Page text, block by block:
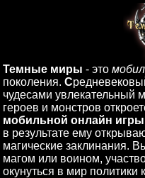
Темные миры - это
поколения. С
чудесами увлекательный
героев и монстров
мобильной онлайн игры
в результате ему
магические заклинания.
магом или воином,
окунуться в мир политики